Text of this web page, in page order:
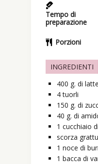
Tempo di
preparazione
Porzioni
INGREDIENTI
400 g. di latte
4 tuorli
150 g. di
40 g. di
1 cucchiaio
scorza
1 noce di
1 bacca di